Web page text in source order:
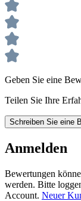
Geben Sie eine
Teilen Sie Ihre
Schreiben Sie eine
Anmelden
Bewertungen
werden. Bitte
Account. Neuer